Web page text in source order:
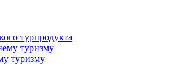
турпродукта
туризму
туризму